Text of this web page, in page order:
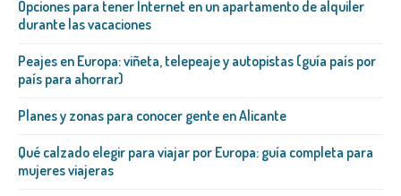
Opciones para tener Internet en un apartamento de alquiler
durante las vacaciones
Peajes en Europa: viñeta, telepeaje y autopistas (guía país por
país para ahorrar)
Planes y zonas para conocer gente en Alicante
Qué calzado elegir para viajar por Europa: guía completa para
mujeres viajeras